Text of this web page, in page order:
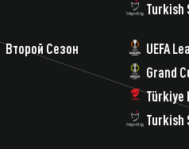
Turkish
Второй Сезон
UEFA
Grand
Türkiye
Turkish